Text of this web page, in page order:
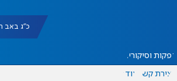
כ"ג באב תשפ"ו
הפקות וסיקורים
יצירת קשר עוד